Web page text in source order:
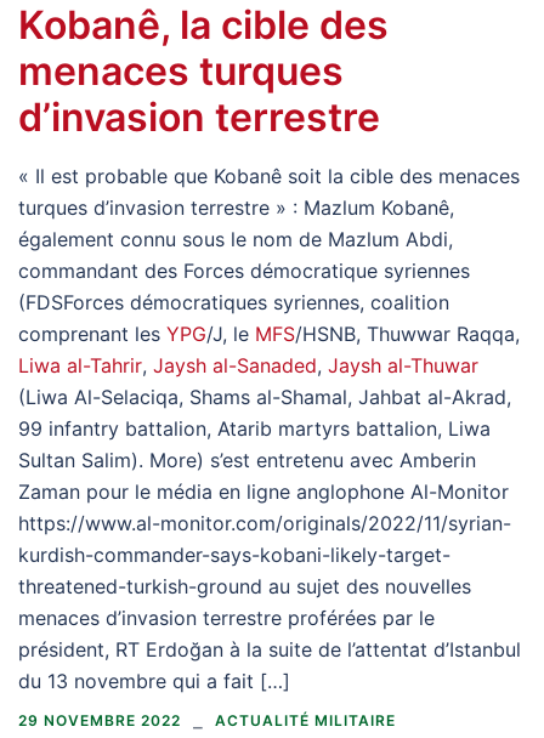
Kobanê, la cible des
menaces turques
d’invasion terrestre
« Il est probable que Kobanê soit la cible des menaces
turques d’invasion terrestre » : Mazlum Kobanê,
également connu sous le nom de Mazlum Abdi,
commandant des Forces démocratique syriennes
(FDSForces démocratiques syriennes, coalition
comprenant les YPG/J, le MFS/HSNB, Thuwwar Raqqa,
Liwa al-Tahrir, Jaysh al-Sanaded, Jaysh al-Thuwar
(Liwa Al-Selaciqa, Shams al-Shamal, Jahbat al-Akrad,
99 infantry battalion, Atarib martyrs battalion, Liwa
Sultan Salim). More) s’est entretenu avec Amberin
Zaman pour le média en ligne anglophone Al-Monitor
https://www.al-monitor.com/originals/2022/11/syrian-
kurdish-commander-says-kobani-likely-target-
threatened-turkish-ground au sujet des nouvelles
menaces d’invasion terrestre proférées par le
président, RT Erdoğan à la suite de l’attentat d’Istanbul
du 13 novembre qui a fait […]
29 NOVEMBRE 2022 ACTUALITÉ MILITAIRE